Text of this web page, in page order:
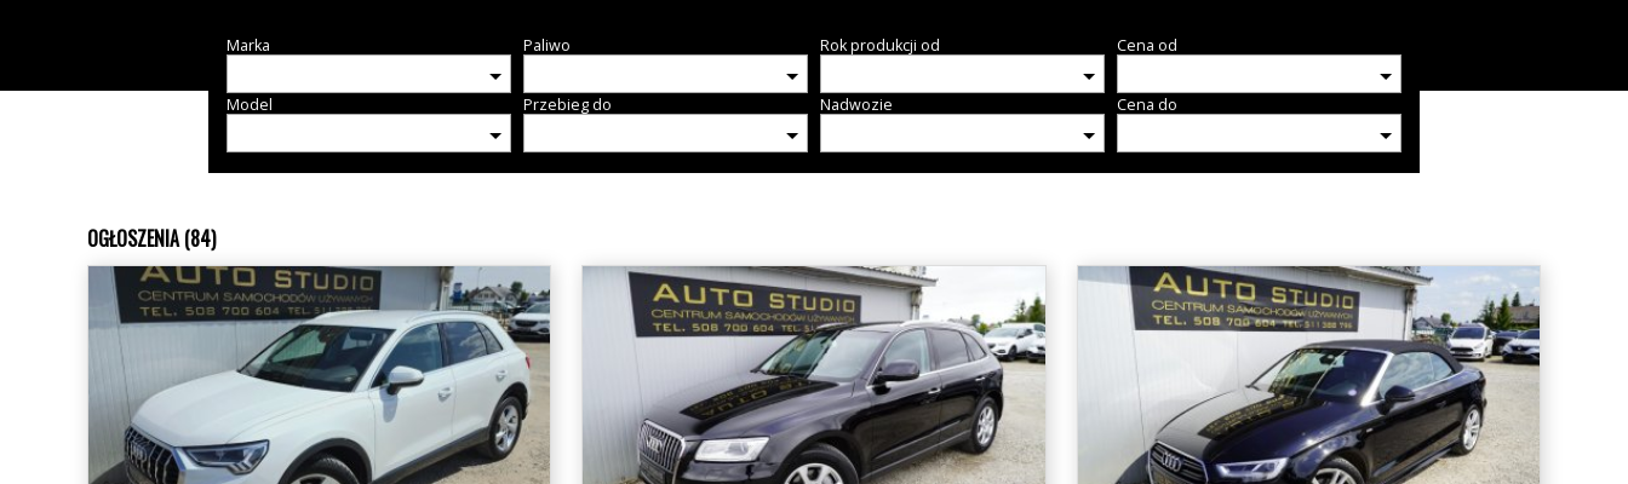
Marka Paliwo Rok produkcji od Cena od
Model Przebieg do Nadwozie Cena do
OGŁOSZENIA (84)